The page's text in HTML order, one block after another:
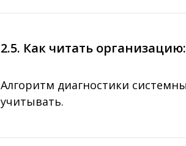
2.5. Как читать
Алгоритм диагностики
учитывать.